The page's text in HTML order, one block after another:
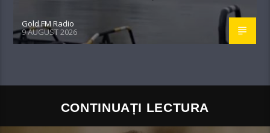
Gold FM Radio
9 AUGUST 2026
CONTINUAȚI LECTURA